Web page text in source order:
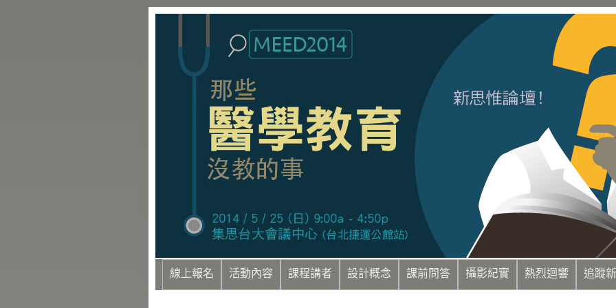
線上報名 活動內容 課程講者 設計概念 課前問答 攝影紀實 熱烈迴響 追蹤